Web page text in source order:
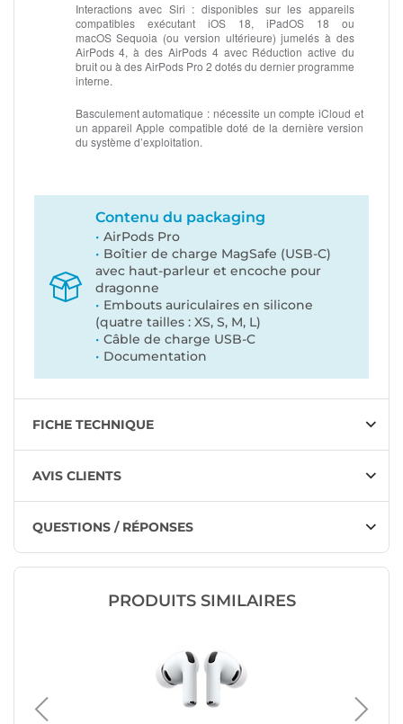
Interactions avec Siri : disponibles sur les appareils
compatibles exécutant iOS 18, iPadOS 18 ou
macOS Sequoia (ou version ultérieure) jumelés à des
AirPods 4, à des AirPods 4 avec Réduction active du
bruit ou à des AirPods Pro 2 dotés du dernier programme
interne.
Basculement automatique : nécessite un compte iCloud et
un appareil Apple compatible doté de la dernière version
du système d’exploitation.
Contenu du packaging
AirPods Pro
Boîtier de charge MagSafe (USB-C)
avec haut-parleur et encoche pour
dragonne
Embouts auriculaires en silicone
(quatre tailles : XS, S, M, L)
Câble de charge USB-C
Documentation
FICHE TECHNIQUE
AVIS CLIENTS
QUESTIONS / RÉPONSES
PRODUITS SIMILAIRES